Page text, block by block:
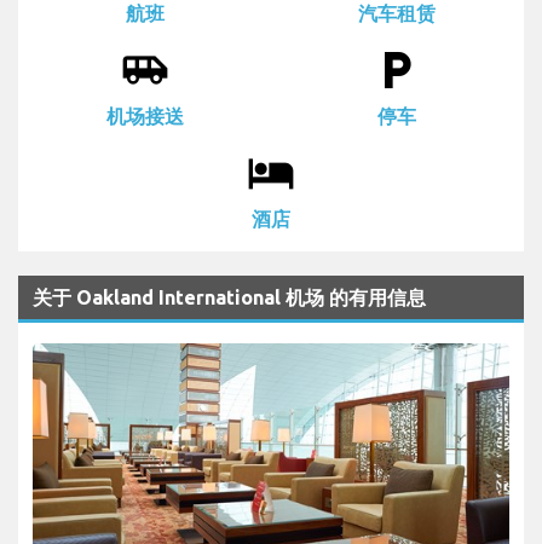
航班 汽车租赁
airport_shuttle
机场接送
local_parking
停车
local_hotel
酒店
关于 Oakland International 机场 的有用信息